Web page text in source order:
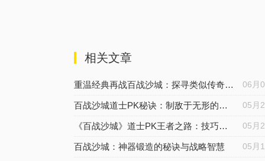
相关文章
06月
重温经典再战百战沙城：探寻类似传奇的网页游戏
05月
百战沙城道士PK秘诀：制敌于无形的艺术
05月
《百战沙城》道士PK王者之路：技巧策略与实战解析
05月
百战沙城：神器锻造的秘诀与战略智慧